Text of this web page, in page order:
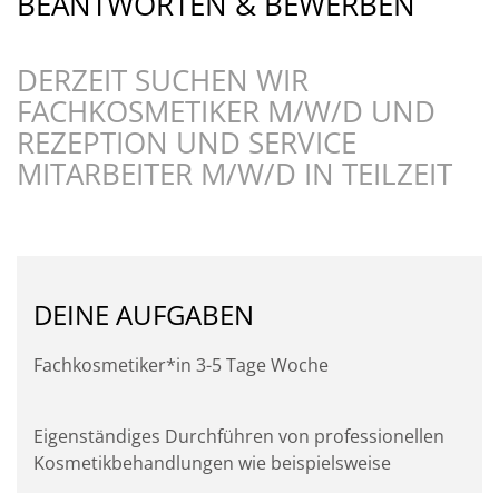
DERZEIT SUCHEN WIR
FACHKOSMETIKER M/W/D UND
REZEPTION UND SERVICE
MITARBEITER M/W/D IN TEILZEIT
DEINE AUFGABEN
Fachkosmetiker*in 3-5 Tage Woche
Eigenständiges Durchführen von professionellen
Kosmetikbehandlungen wie beispielsweise